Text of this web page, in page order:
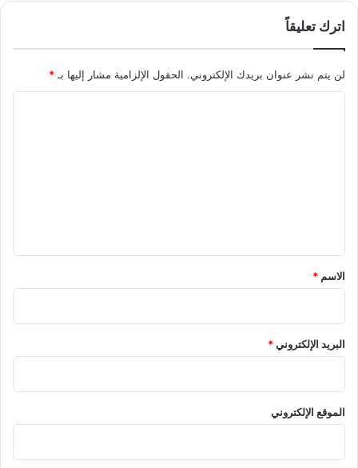
اترك تعليقاً
لن يتم نشر عنوان بريدك الإلكتروني. الحقول الإلزامية مشار إليها بـ *
*
الاسم *
البريد الإلكتروني*
الموقع الإلكتروني